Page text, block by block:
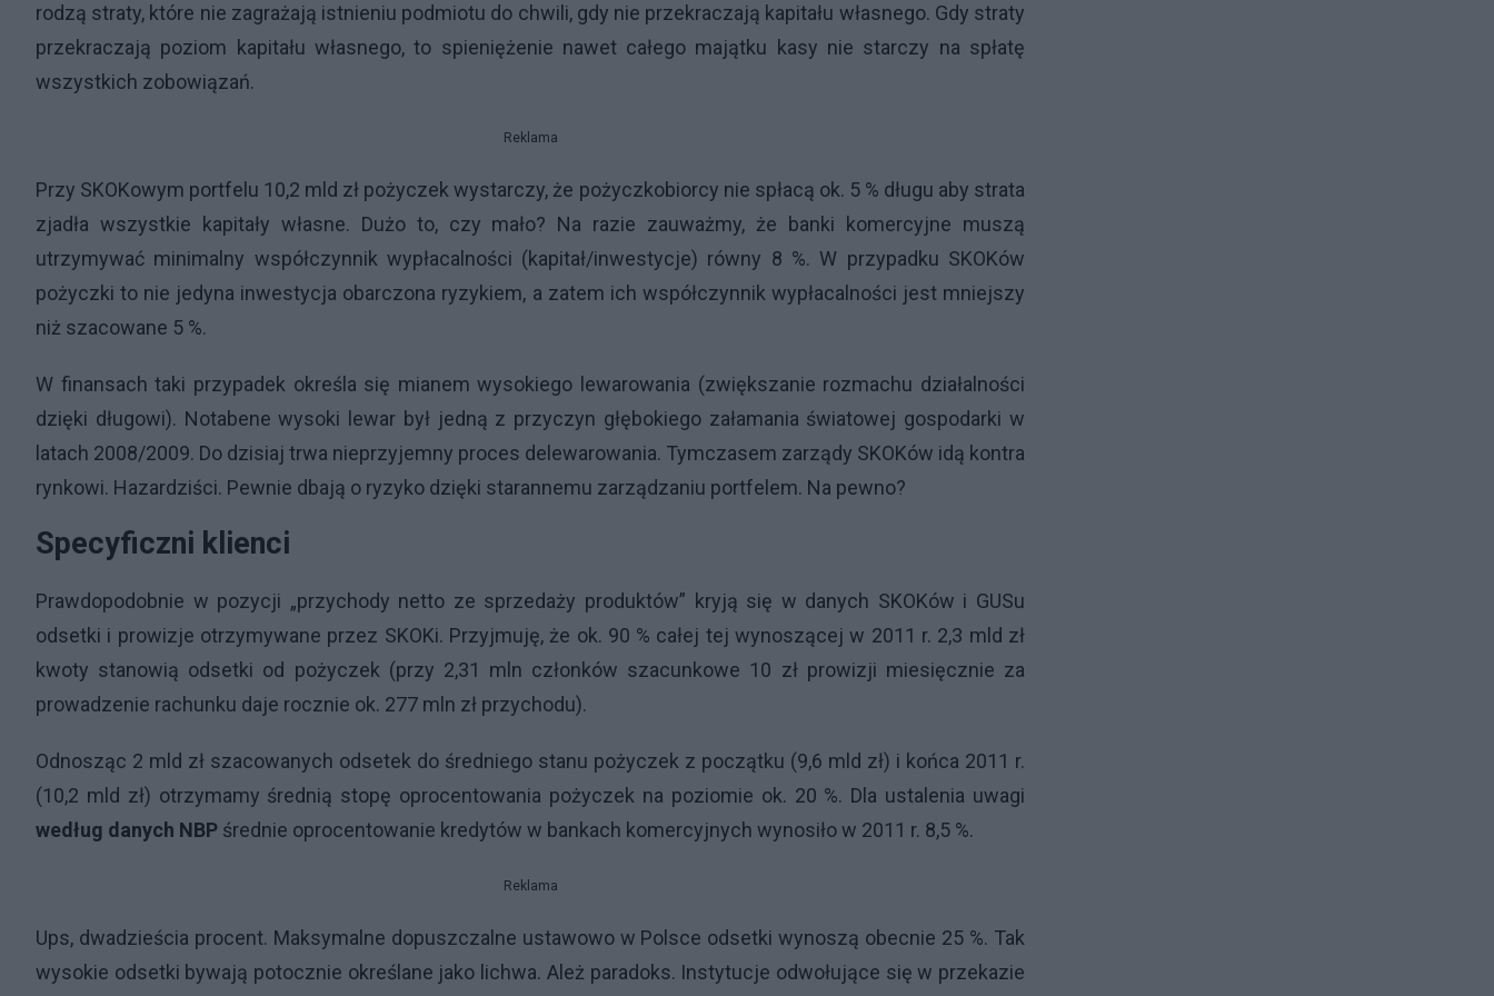
rodzą straty, które nie zagrażają istnieniu podmiotu do chwili, gdy nie przekraczają kapitału własnego. Gdy straty
przekraczają poziom kapitału własnego, to spieniężenie nawet całego majątku kasy nie starczy na spłatę
wszystkich zobowiązań.
Reklama
Przy SKOKowym portfelu 10,2 mld zł pożyczek wystarczy, że pożyczkobiorcy nie spłacą ok. 5 % długu aby strata
zjadła wszystkie kapitały własne. Dużo to, czy mało? Na razie zauważmy, że banki komercyjne muszą
utrzymywać minimalny współczynnik wypłacalności (kapitał/inwestycje) równy 8 %. W przypadku SKOKów
pożyczki to nie jedyna inwestycja obarczona ryzykiem, a zatem ich współczynnik wypłacalności jest mniejszy
niż szacowane 5 %.
W finansach taki przypadek określa się mianem wysokiego lewarowania (zwiększanie rozmachu działalności
dzięki długowi). Notabene wysoki lewar był jedną z przyczyn głębokiego załamania światowej gospodarki w
latach 2008/2009. Do dzisiaj trwa nieprzyjemny proces delewarowania. Tymczasem zarządy SKOKów idą kontra
rynkowi. Hazardziści. Pewnie dbają o ryzyko dzięki starannemu zarządzaniu portfelem. Na pewno?
Specyficzni klienci
Prawdopodobnie w pozycji „przychody netto ze sprzedaży produktów” kryją się w danych SKOKów i GUSu
odsetki i prowizje otrzymywane przez SKOKi. Przyjmuję, że ok. 90 % całej tej wynoszącej w 2011 r. 2,3 mld zł
kwoty stanowią odsetki od pożyczek (przy 2,31 mln członków szacunkowe 10 zł prowizji miesięcznie za
prowadzenie rachunku daje rocznie ok. 277 mln zł przychodu).
Odnosząc 2 mld zł szacowanych odsetek do średniego stanu pożyczek z początku (9,6 mld zł) i końca 2011 r.
(10,2 mld zł) otrzymamy średnią stopę oprocentowania pożyczek na poziomie ok. 20 %. Dla ustalenia uwagi
według danych NBP średnie oprocentowanie kredytów w bankach komercyjnych wynosiło w 2011 r. 8,5 %.
Reklama
Ups, dwadzieścia procent. Maksymalne dopuszczalne ustawowo w Polsce odsetki wynoszą obecnie 25 %. Tak
wysokie odsetki bywają potocznie określane jako lichwa. Ależ paradoks. Instytucje odwołujące się w przekazie